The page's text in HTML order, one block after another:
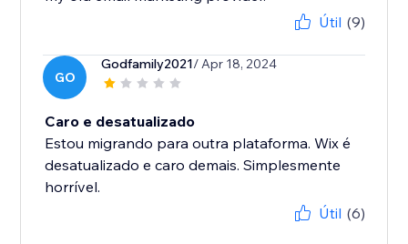
Útil (9)
GO
Godfamily2021/ Apr 18, 2024
Caro e desatualizado
Estou migrando para outra plataforma. Wix é
desatualizado e caro demais. Simplesmente
horrível.
Útil (6)